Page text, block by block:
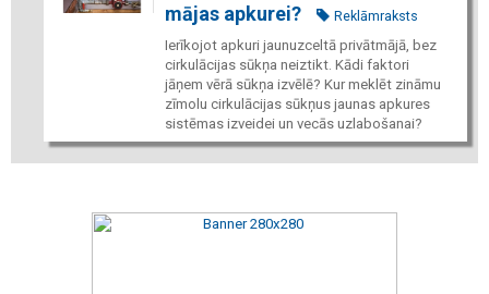
mājas apkurei?
Reklāmraksts
Ierīkojot apkuri jaunuzceltā privātmājā, bez
cirkulācijas sūkņa neiztikt. Kādi faktori
jāņem vērā sūkņa izvēlē? Kur meklēt zināmu
zīmolu cirkulācijas sūkņus jaunas apkures
sistēmas izveidei un vecās uzlabošanai?